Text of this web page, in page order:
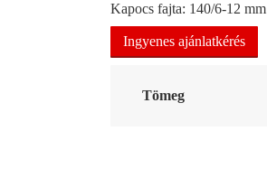
Kapocs fajta: 140/6-12 mm
Ingyenes ajánlatkérés
Tömeg